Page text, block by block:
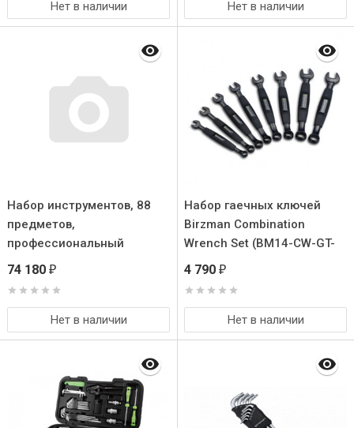
Нет в наличии Нет в наличии
Набор инструментов, 88
предметов,
профессиональный
механик, с ящиком для
74 180 ₽
Нет в наличии
Набор гаечных ключей
Birzman Combination
Wrench Set (BM14-CW-GT-
SET)
4 790 ₽
Нет в наличии